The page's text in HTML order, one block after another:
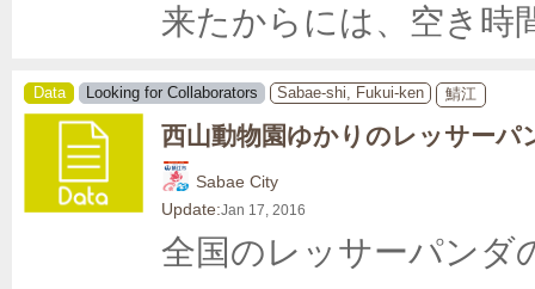
来たからには、空き時
Data Looking for Collaborators Sabae-shi, Fukui-ken 鯖江
西山動物園ゆかりのレッサーパ
Sabae City
Update:Jan 17, 2016
全国のレッサーパンダ